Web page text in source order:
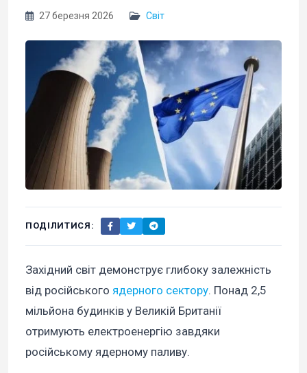
27 березня 2026 Світ
ПОДІЛИТИСЯ:
Західний світ демонструє глибоку залежність
від російського ядерного сектору. Понад 2,5
мільйона будинків у Великій Британії
отримують електроенергію завдяки
російському ядерному паливу.